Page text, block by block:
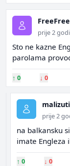
prije 2
Sto ne kazne
parolama
↑ 0 ↓ 0
prije 2
na balkansku
imate Engleza
↑ 0 ↓ 0